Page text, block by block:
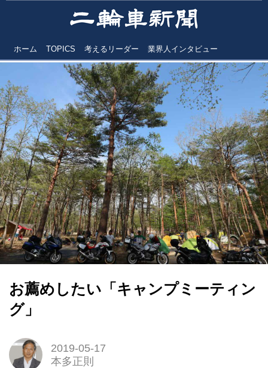
ホーム TOPICS 考えるリーダー 業界人インタビュー
お薦めしたい「キャンプミーティン
グ」
2019-05-17
本多正則